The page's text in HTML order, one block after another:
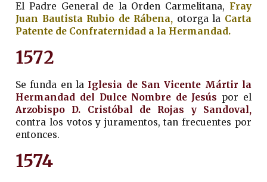
El Padre General de la Orden Carmelitana, Fray
Juan Bautista Rubio de Rábena, otorga la Carta
Patente de Confraternidad a la Hermandad.
1572
Se funda en la Iglesia de San Vicente Mártir la
Hermandad del Dulce Nombre de Jesús por el
Arzobispo D. Cristóbal de Rojas y Sandoval,
contra los votos y juramentos, tan frecuentes por
entonces.
1574